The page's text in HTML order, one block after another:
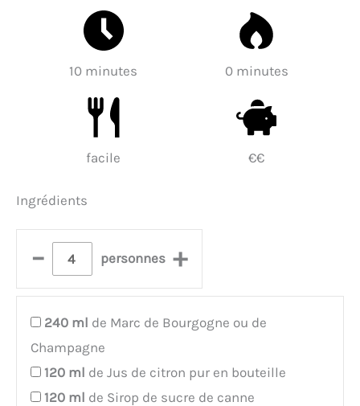
10 minutes 0 minutes
facile €€
Ingrédients
– personnes +
240 ml de Marc de Bourgogne ou de
Champagne
120 ml de Jus de citron pur en bouteille
120 ml de Sirop de sucre de canne